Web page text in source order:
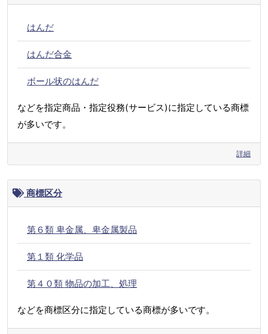
はんだ
はんだ合金
ボール状のはんだ
などを指定商品・指定役務(サービス)に指定している商標
が多いです。
詳細
商標区分
第６類 卑金属、卑金属製品
第１類 化学品
第４０類 物品の加工、処理
などを商標区分に指定している商標が多いです。